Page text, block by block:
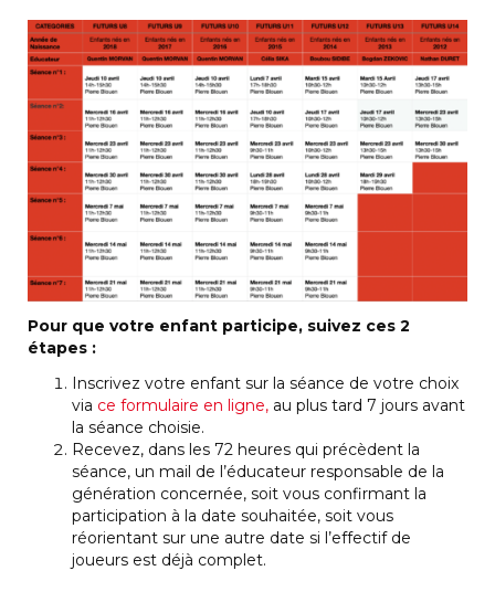
Pour que votre enfant participe, suivez ces 2
étapes :
Inscrivez votre enfant sur la séance de votre choix
via ce formulaire en ligne, au plus tard 7 jours avant
la séance choisie.
Recevez, dans les 72 heures qui précèdent la
séance, un mail de l’éducateur responsable de la
génération concernée, soit vous confirmant la
participation à la date souhaitée, soit vous
réorientant sur une autre date si l’effectif de
joueurs est déjà complet.